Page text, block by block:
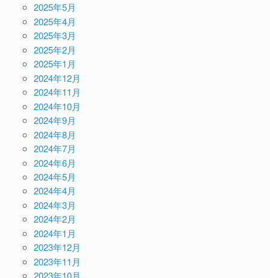
2025年5月
2025年4月
2025年3月
2025年2月
2025年1月
2024年12月
2024年11月
2024年10月
2024年9月
2024年8月
2024年7月
2024年6月
2024年5月
2024年4月
2024年3月
2024年2月
2024年1月
2023年12月
2023年11月